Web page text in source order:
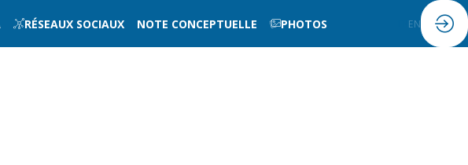
RÉSEAUX SOCIAUX NOTE CONCEPTUELLE PHOTOS EN